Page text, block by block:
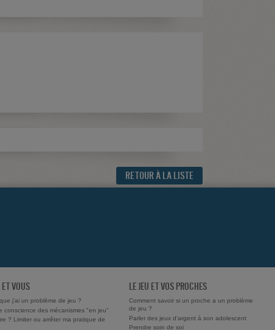
RETOUR À LA LISTE
ET VOUS
j'ai un problème de jeu ?
conscience des mécanismes "en jeu"
? Limiter ou arrêter ma pratique de
LE JEU ET VOS PROCHES
Comment savoir si un proche a un problème
de jeu ?
Parler des jeux d'argent à son adolescent
Prendre soin de soi